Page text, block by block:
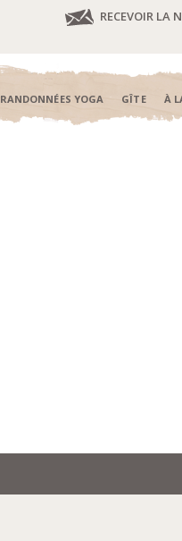
RECEVOIR LA
RANDONNÉES YOGA GÎTE À